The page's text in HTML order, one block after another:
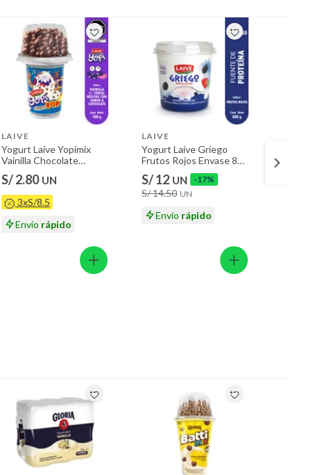
LAIVE
Yogurt Laive Yopimix
Vainilla Chocolate
S/ 2.80 UN
3xS/8.5
Envío rápido
LAIVE
Yogurt Laive Griego
Frutos Rojos Envase 800
S/ 12 UN -17%
S/ 14.50 UN
Envío rápido